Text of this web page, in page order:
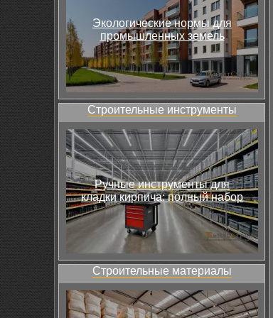
Экологические нормы для
промышленных земель
Строительные инструменты
Ручные инструменты для
кладки кирпича: полный набор
Строительные материалы